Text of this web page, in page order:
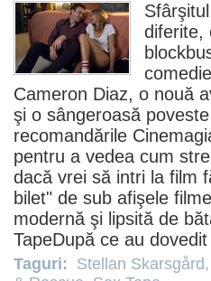
diferite,
comedie
Cameron Diaz, o nouă
şi o sângeroasă
recomandările
pentru a vedea cum
dacă vrei să intri la film
bilet" de sub afişele
modernă şi lipsită de
TapeDupă ce au
Taguri: Stellan Skarsgård,